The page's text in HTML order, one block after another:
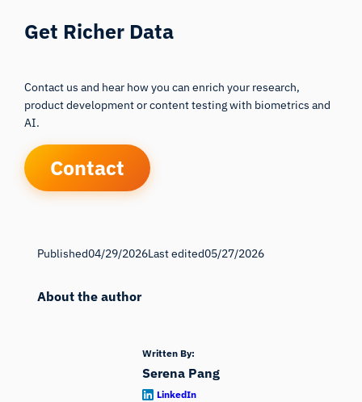
Get Richer Data
Contact us and hear how you can enrich your research,
product development or content testing with biometrics and
AI.
Contact
Published04/29/2026Last edited05/27/2026
About the author
Written By:
Serena Pang
LinkedIn